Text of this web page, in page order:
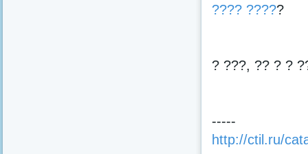
???? ?????
? ???, ?? ? ?
-----
http://ctil.ru/